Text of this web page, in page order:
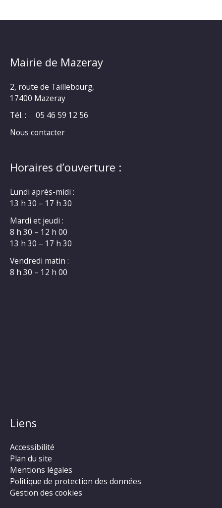
Mairie de Mazeray
2, route de Taillebourg,
17400 Mazeray
Tél. :
05 46 59 12 56
Nous contacter
Horaires d’ouverture :
Lundi après-midi :
13 h 30 – 17 h 30
Mardi et jeudi :
8 h 30 – 12 h 00
13 h 30 – 17 h 30
Vendredi matin :
8 h 30 – 12 h 00
Liens
Accessibilité
Plan du site
Mentions légales
Politique de protection des données
Gestion des cookies